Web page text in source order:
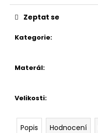
Kategorie:
Materál:
Velikosti:
Zeptat se
Popis Hodnocení